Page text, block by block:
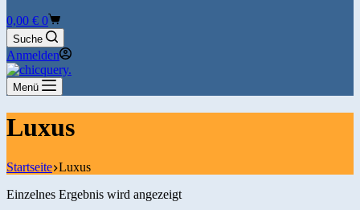
Warenkorb
0,00 € 0
Suche
Anmelden
Menü
Luxus
Startseite Luxus
Einzelnes Ergebnis wird angezeigt